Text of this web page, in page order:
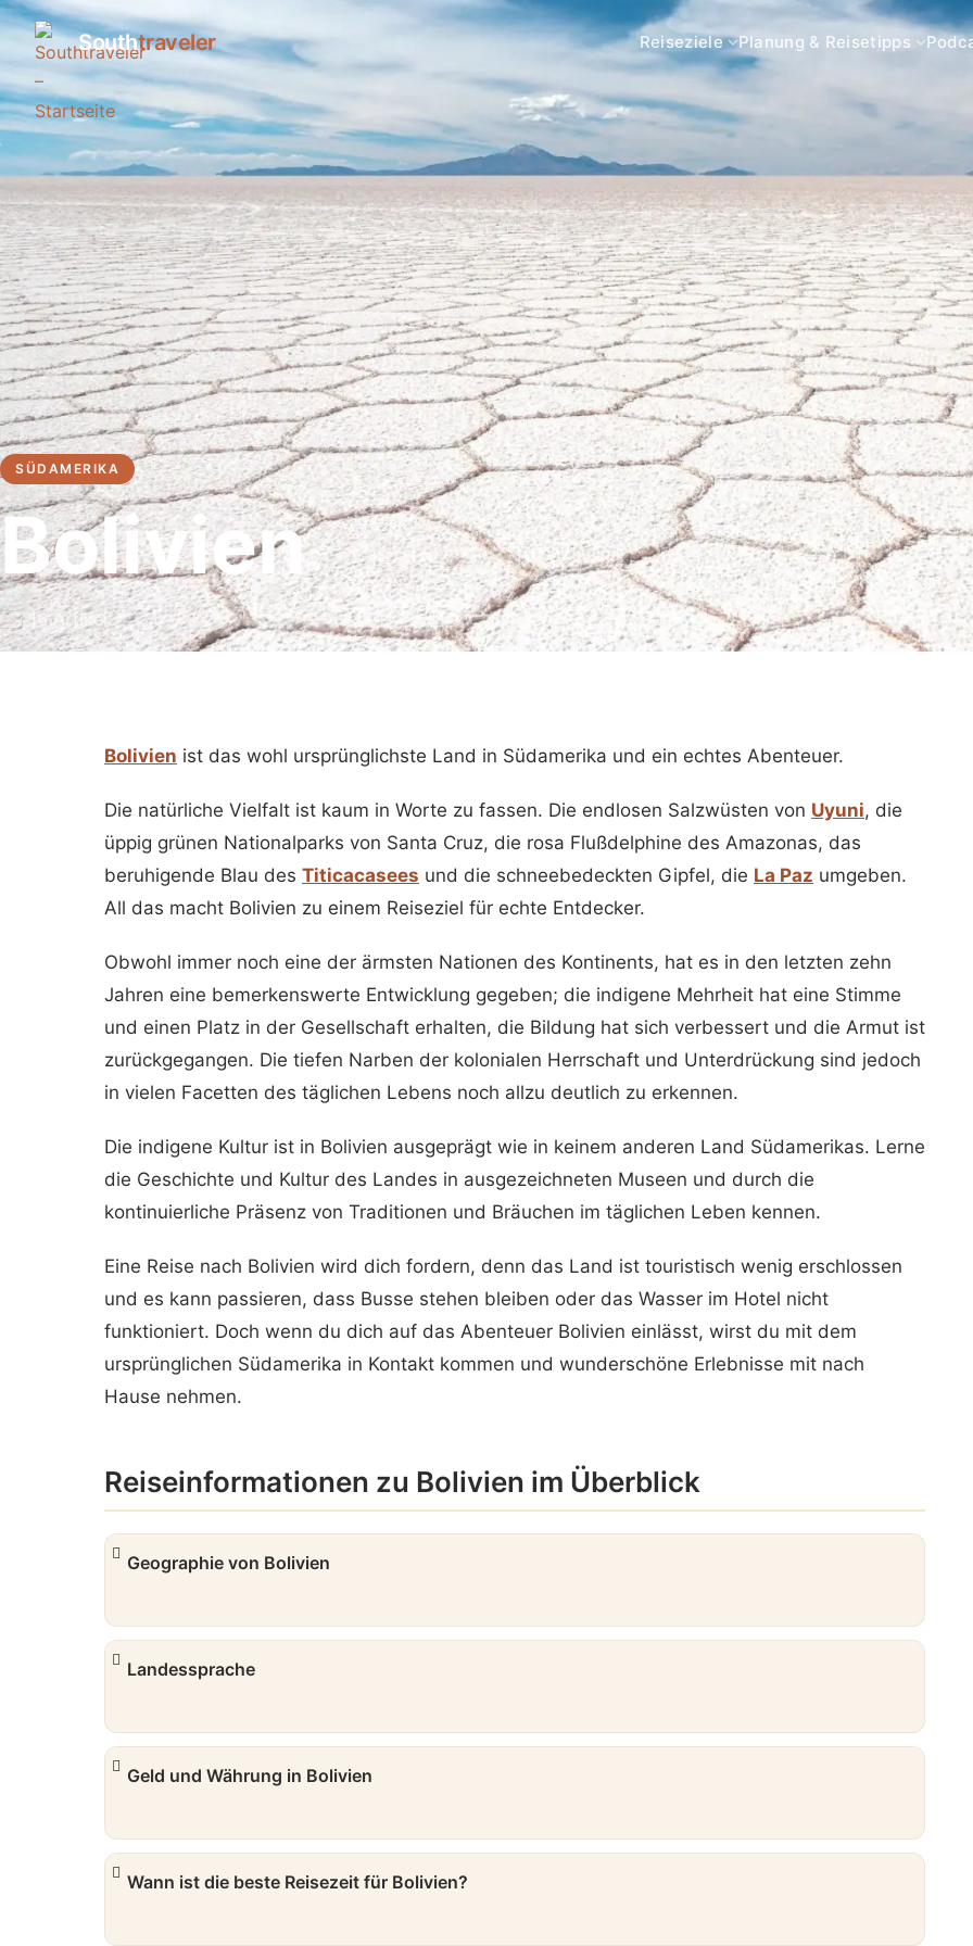
Southtraveler Reiseziele Planung & Reisetipps
SÜDAMERIKA
Bolivien
16 Artikel
Bolivien ist das wohl ursprünglichste Land in Südamerika und ein echtes Abenteuer.
Die natürliche Vielfalt ist kaum in Worte zu fassen. Die endlosen Salzwüsten von Uyuni, die
üppig grünen Nationalparks von Santa Cruz, die rosa Flußdelphine des Amazonas, das
beruhigende Blau des Titicacasees und die schneebedeckten Gipfel, die La Paz umgeben.
All das macht Bolivien zu einem Reiseziel für echte Entdecker.
Obwohl immer noch eine der ärmsten Nationen des Kontinents, hat es in den letzten zehn
Jahren eine bemerkenswerte Entwicklung gegeben; die indigene Mehrheit hat eine Stimme
und einen Platz in der Gesellschaft erhalten, die Bildung hat sich verbessert und die Armut ist
zurückgegangen. Die tiefen Narben der kolonialen Herrschaft und Unterdrückung sind jedoch
in vielen Facetten des täglichen Lebens noch allzu deutlich zu erkennen.
Die indigene Kultur ist in Bolivien ausgeprägt wie in keinem anderen Land Südamerikas. Lerne
die Geschichte und Kultur des Landes in ausgezeichneten Museen und durch die
kontinuierliche Präsenz von Traditionen und Bräuchen im täglichen Leben kennen.
Eine Reise nach Bolivien wird dich fordern, denn das Land ist touristisch wenig erschlossen
und es kann passieren, dass Busse stehen bleiben oder das Wasser im Hotel nicht
funktioniert. Doch wenn du dich auf das Abenteuer Bolivien einlässt, wirst du mit dem
ursprünglichen Südamerika in Kontakt kommen und wunderschöne Erlebnisse mit nach
Hause nehmen.
Reiseinformationen zu Bolivien im Überblick
Geographie von Bolivien
Landessprache
Geld und Währung in Bolivien
Wann ist die beste Reisezeit für Bolivien?